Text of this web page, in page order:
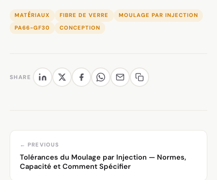
MATÉRIAUX FIBRE DE VERRE
MOULAGE PAR INJECTION
PA66-GF30
CONCEPTION
SHARE
← PREVIOUS
Tolérances du Moulage par Injection — Normes,
Capacité et Comment Spécifier